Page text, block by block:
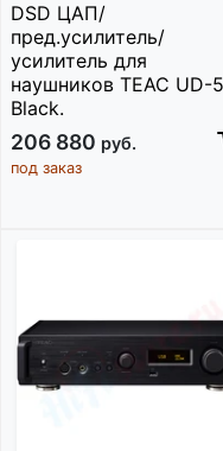
DSD ЦАП/
пред.усилитель/
усилитель для
наушников TEAC UD-
Black.
206 880 руб.
под заказ